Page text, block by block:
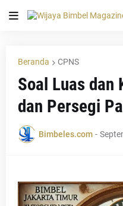
Beranda CPNS
Soal Luas dan
dan Persegi
Bimbeles.com -